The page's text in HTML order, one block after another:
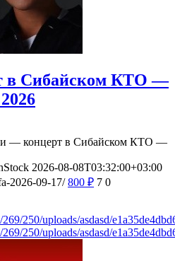
в Сибайском КТО —
— концерт в Сибайском КТО —
2026-08-08T03:32:00+03:00
2026-09-17/ 800 ₽ 7 0
250/uploads/asdasd/
250/uploads/asdasd/